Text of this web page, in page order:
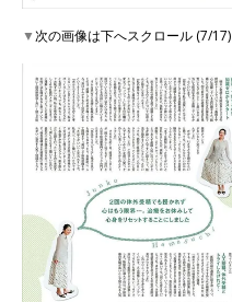
▼次の画像は下へスクロール (7/17)